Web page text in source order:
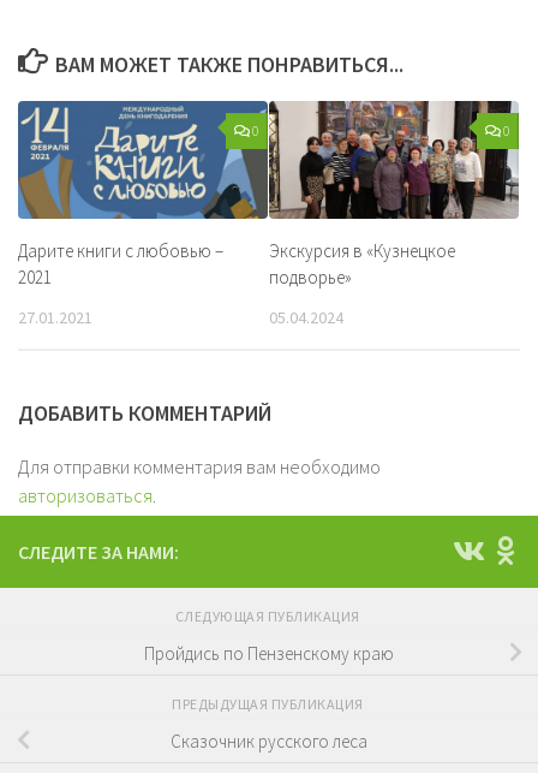
ВАМ МОЖЕТ ТАКЖЕ ПОНРАВИТЬСЯ...
0
Дарите книги с любовью –
2021
27.01.2021
0
Экскурсия в «Кузнецкое
подворье»
05.04.2024
ДОБАВИТЬ КОММЕНТАРИЙ
Для отправки комментария вам необходимо
авторизоваться.
СЛЕДИТЕ ЗА НАМИ:
СЛЕДУЮЩАЯ ПУБЛИКАЦИЯ
Пройдись по Пензенскому краю
ПРЕДЫДУЩАЯ ПУБЛИКАЦИЯ
Сказочник русского леса